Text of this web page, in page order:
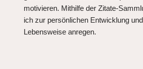
motivieren. Mithilfe der Zitate-
ich zur persönlichen Entwicklung
Lebensweise anregen.